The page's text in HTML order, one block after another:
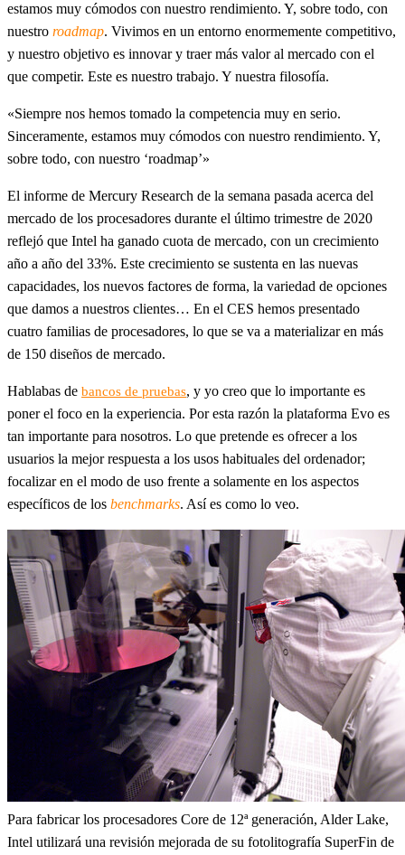
estamos muy cómodos con nuestro rendimiento. Y, sobre todo, con
nuestro roadmap. Vivimos en un entorno enormemente competitivo,
y nuestro objetivo es innovar y traer más valor al mercado con el
que competir. Este es nuestro trabajo. Y nuestra filosofía.
«Siempre nos hemos tomado la competencia muy en serio.
Sinceramente, estamos muy cómodos con nuestro rendimiento. Y,
sobre todo, con nuestro ‘roadmap’»
El informe de Mercury Research de la semana pasada acerca del
mercado de los procesadores durante el último trimestre de 2020
reflejó que Intel ha ganado cuota de mercado, con un crecimiento
año a año del 33%. Este crecimiento se sustenta en las nuevas
capacidades, los nuevos factores de forma, la variedad de opciones
que damos a nuestros clientes… En el CES hemos presentado
cuatro familias de procesadores, lo que se va a materializar en más
de 150 diseños de mercado.
Hablabas de bancos de pruebas, y yo creo que lo importante es
poner el foco en la experiencia. Por esta razón la plataforma Evo es
tan importante para nosotros. Lo que pretende es ofrecer a los
usuarios la mejor respuesta a los usos habituales del ordenador;
focalizar en el modo de uso frente a solamente en los aspectos
específicos de los benchmarks. Así es como lo veo.
Para fabricar los procesadores Core de 12ª generación, Alder Lake,
Intel utilizará una revisión mejorada de su fotolitografía SuperFin de